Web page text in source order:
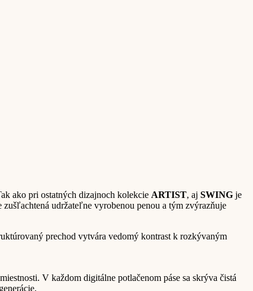
ako pri ostatných dizajnoch kolekcie ARTIST, aj SWING je
udržateľne vyrobenou penou a tým zvýrazňuje
prechod vytvára vedomý kontrast k rozkývaným
V každom digitálne potlačenom páse sa skrýva čistá